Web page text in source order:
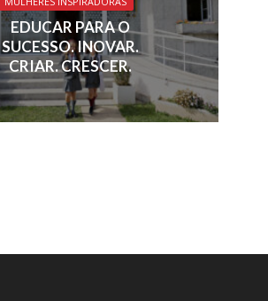
EDUCAR PARA O
SUCESSO. INOVAR.
CRIAR. CRESCER.